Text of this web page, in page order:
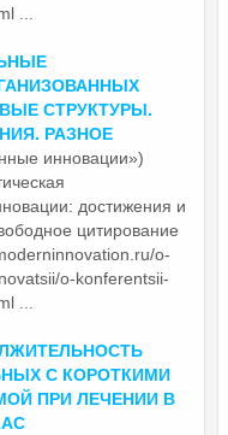
...
СТРУКТУРЫ.
РАЗНОЕ
инновации»)
достижения и
цитирование
o-
o-konferentsii-
...
С КОРОТКИМИ
ПРИ ЛЕЧЕНИИ В